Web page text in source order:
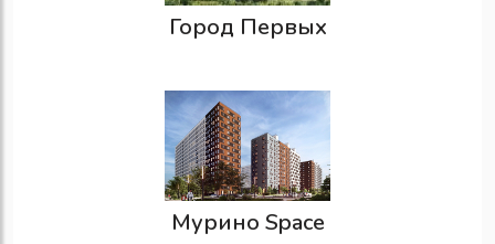
Город Первых
Мурино Space